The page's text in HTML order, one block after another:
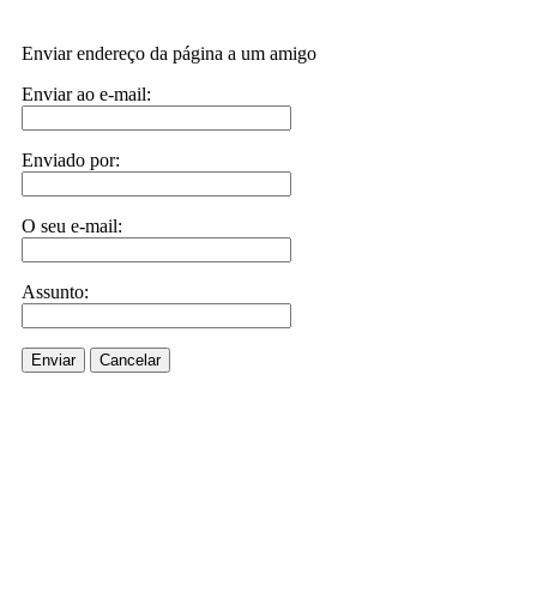
Enviar endereço da página a um amigo
Enviar ao e-mail:
Enviado por:
O seu e-mail:
Assunto:
Enviar Cancelar